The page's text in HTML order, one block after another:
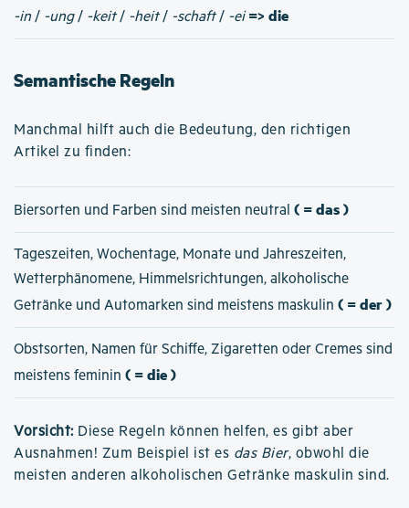
-in / -ung/ -keit/ -heit/ -schaft/ -ei => die
Semantische Regeln
Manchmal hilft auch die Bedeutung, den richtigen
Artikel zu finden:
Biersorten und Farben sind meisten neutral ( = das )
Tageszeiten, Wochentage, Monate und Jahreszeiten,
Wetterphänomene, Himmelsrichtungen, alkoholische
Getränke und Automarken sind meistens maskulin ( = der )
Obstsorten, Namen für Schiffe, Zigaretten oder Cremes sind
meistens feminin ( = die )
Vorsicht:Diese Regeln können helfen, es gibt aber
Ausnahmen! Zum Beispiel ist es das Bier, obwohl die
meisten anderen alkoholischen Getränke maskulin sind.